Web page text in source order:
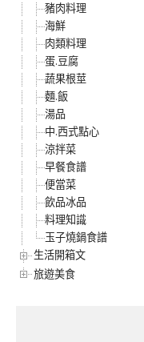
豬肉料理
海鮮
肉類料理
蛋.豆腐
蔬果根莖
麵.飯
湯品
中.西式點心
涼拌菜
早餐食譜
便當菜
飲品冰品
料理知識
玉子燒鍋食譜
生活開箱文
旅遊美食